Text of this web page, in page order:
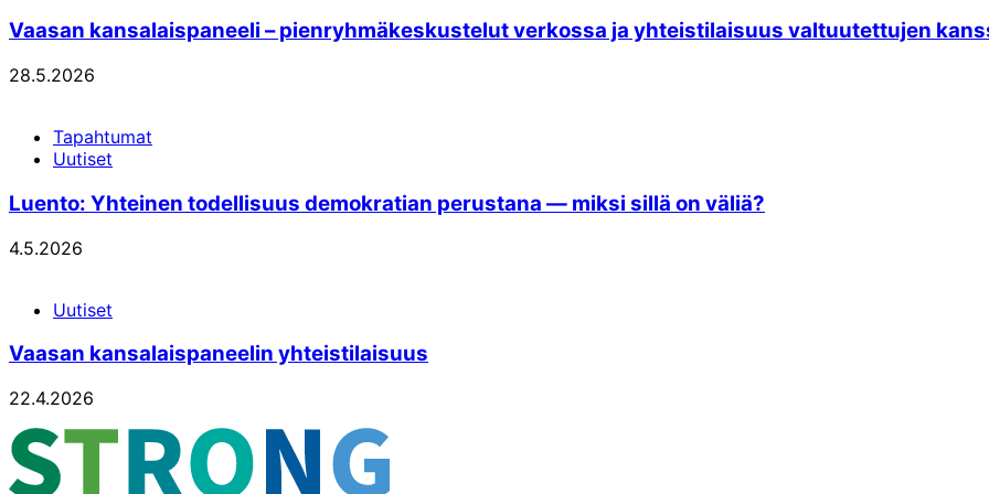
Vaasan kansalaispaneeli – pienryhmäkeskustelut verkossa ja yhteistilaisuus valtuutettujen
28.5.2026
Tapahtumat
Uutiset
Luento: Yhteinen todellisuus demokratian perustana — miksi sillä on väliä?
4.5.2026
Uutiset
Vaasan kansalaispaneelin yhteistilaisuus
22.4.2026